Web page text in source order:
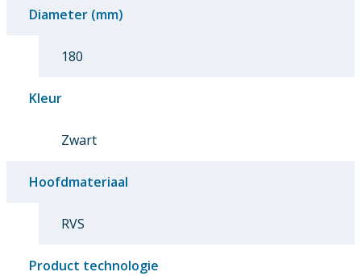
Diameter (mm)
180
Kleur
Zwart
Hoofdmateriaal
RVS
Product technologie